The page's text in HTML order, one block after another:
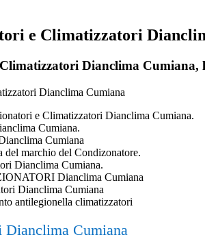
e Climatizzatori
Dianclima Cumiana,
e Climatizzatori Dianclima Cumiana.
Cumiana.
Cumiana
del marchio del Condizonatore.
Dianclima Cumiana.
Dianclima Cumiana
Dianclima Cumiana
antilegionella climatizzatori
Dianclima Cumiana